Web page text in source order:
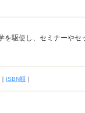
を駆使し、セミナーやセ
｜ ISBN順 ｜